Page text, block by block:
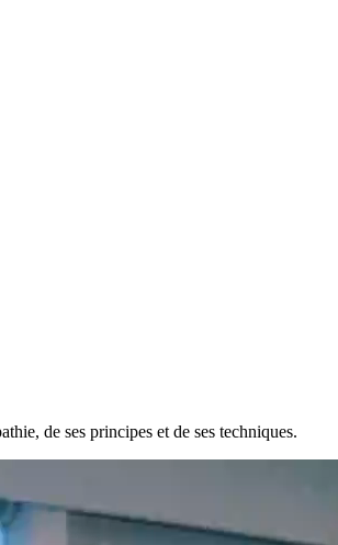
de ses principes et de ses techniques.